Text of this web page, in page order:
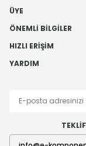
ÜYE
ÖNEMLI BILGILER
HIZLI ERIŞIM
YARDIM